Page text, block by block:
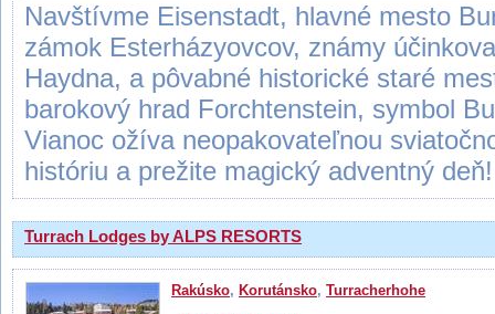
Navštívme Eisenstadt, hlavné mesto
zámok Esterházyovcov, známy
Haydna, a pôvabné historické staré
barokový hrad Forchtenstein, symbol
Vianoc ožíva neopakovateľnou
históriu a prežite magický adventný deň!
Turrach Lodges by ALPS RESORTS
Rakúsko, Korutánsko, Turracherhohe